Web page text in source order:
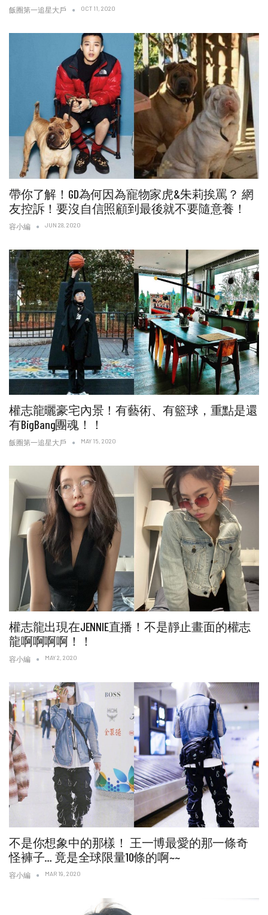
飯圈第一追星大戶 OCT 11, 2020
帶你了解！GD為何因為寵物家虎&朱莉挨罵？ 網
友控訴！要沒自信照顧到最後就不要隨意養！
容小編 JUN 28, 2020
權志龍曬豪宅內景！有藝術、有籃球，重點是還
有BigBang團魂！！
飯圈第一追星大戶 MAY 15, 2020
權志龍出現在JENNIE直播！不是靜止畫面的權志
龍啊啊啊啊！！
容小編 MAY 2, 2020
不是你想象中的那樣！ 王一博最愛的那一條奇
怪褲子… 竟是全球限量10條的啊~~
容小編 MAR 19, 2020